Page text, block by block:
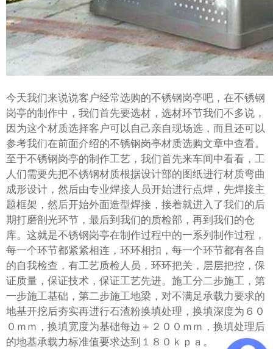
今天我们来说说客户经常选购的不锈钢岗亭吧，在不锈钢
岗亭的制作中，我们首先要选材，选材环节我们不多说，
因为这个材质选择客户可以自己亲自现场选，而且还可以
参考我们在前面介绍的不锈钢岗亭材质选购文章中查看。
至于不锈钢岗亭的制作工艺，我们首先来车间中看看，工
人们需要先把不锈钢材质根据设计部的图纸进行材质弯曲
成形设计，然后由专业焊接人员开始进行点焊，先焊接主
题框架，然后开始外面造型焊接，接着就进入了我们的后
期打磨剖光环节，最后到我们的质检部，再到我们的仓
库。这就是不锈钢岗亭在制作过程中的一系列制作过程，
每一个环节都紧紧相连，环环相扣，每一个环节都有各自
的自我检查，有工艺质检人员，环环把关，层层把控，保
证质量，保证技术，保证工艺先进。施工分二步施工，第
一步施工基础，第二步施工地梁，对不满足承载力要求的
地基开挖后夯实再进行石渣粉换填处理，换填深度为６０
０ｍｍ，换填宽度为基础每边＋２００ｍｍ，换填处理后
的地基承载力标准值要求达到１８０ｋｐａ。